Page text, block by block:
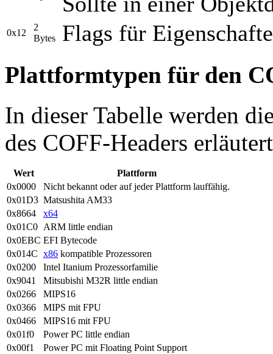
0x12
2
Bytes
Flags für
Plattformtypen für den
In dieser Tabelle werden
des COFF-Headers
Wert
Plattform
0x0000
Nicht bekannt oder auf jeder Plattform lauffähig.
0x01D3 Matsushita AM33
0x8664
x64
0x01C0 ARM little endian
0x0EBC EFI Bytecode
0x014C x86 kompatible Prozessoren
0x0200
Intel Itanium Prozessorfamilie
0x9041
Mitsubishi M32R little endian
0x0266
MIPS16
0x0366
MIPS mit FPU
0x0466
MIPS16 mit FPU
0x01f0
Power PC little endian
0x00f1
Power PC mit Floating Point Support